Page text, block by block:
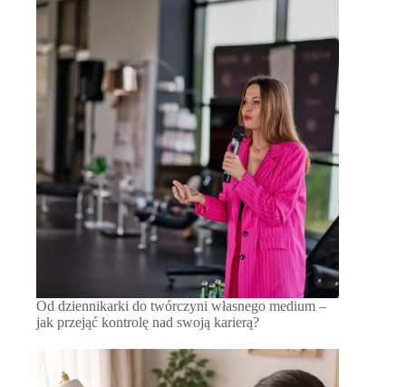
Od dziennikarki do twórczyni własnego medium –
jak przejąć kontrolę nad swoją karierą?